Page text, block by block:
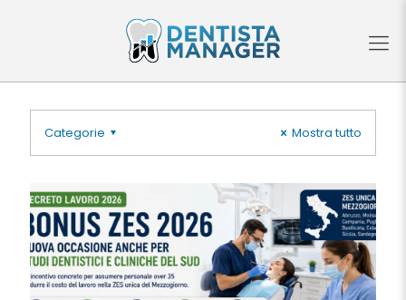
Categorie Mostra tutto